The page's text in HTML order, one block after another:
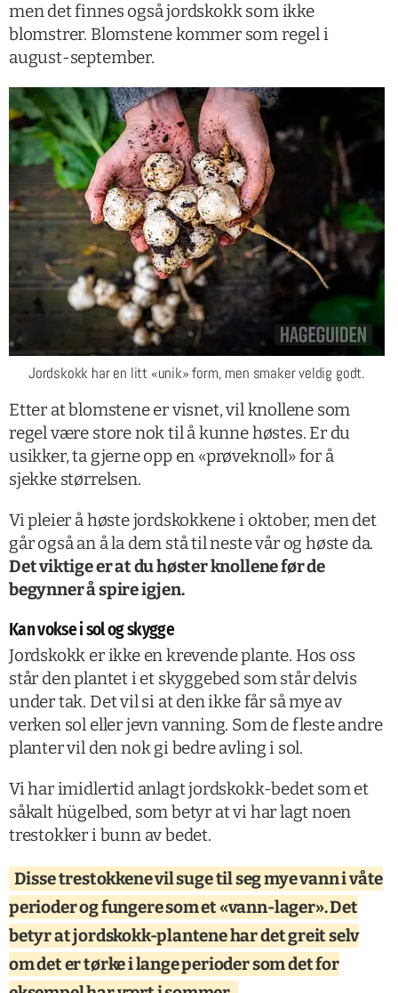
men det finnes også jordskokk som ikke
blomstrer. Blomstene kommer som regel i
august-september.
Jordskokk har en litt «unik» form, men smaker veldig godt.
Etter at blomstene er visnet, vil knollene som
regel være store nok til å kunne høstes. Er du
usikker, ta gjerne opp en «prøveknoll» for å
sjekke størrelsen.
Vi pleier å høste jordskokkene i oktober, men det
går også an å la dem stå til neste vår og høste da.
Det viktige er at du høster knollene før de
begynner å spire igjen.
Kan vokse i sol og skygge
Jordskokk er ikke en krevende plante. Hos oss
står den plantet i et skyggebed som står delvis
under tak. Det vil si at den ikke får så mye av
verken sol eller jevn vanning. Som de fleste andre
planter vil den nok gi bedre avling i sol.
Vi har imidlertid anlagt jordskokk-bedet som et
såkalt hügelbed, som betyr at vi har lagt noen
trestokker i bunn av bedet.
Disse trestokkene vil suge til seg mye vann i våte
perioder og fungere som et «vann-lager». Det
betyr at jordskokk-plantene har det greit selv
om det er tørke i lange perioder som det for